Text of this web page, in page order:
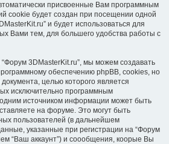
присвоенные Вам программным
cookie будет создан при посещении одной
и будет использоваться для
Вами тем, для большего удобства работы с
3DMasterKit.ru”, мы можем создавать
обеспечению phpBB, cookies, но
целью которого является
исключительно программным
источником информации может быть
на форуме. Это могут быть
пользователей (в дальнейшем
указанные при регистрации на “Форум
“Ваш аккаунт”) и соообщения, коорые Вы